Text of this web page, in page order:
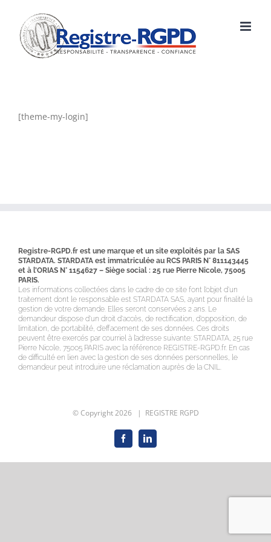
content
[theme-my-login]
Registre-RGPD.fr est une marque et un site exploités par la SAS
STARDATA. STARDATA est immatriculée au RCS PARIS N° 811143445
et à l’ORIAS N° 1154627 – Siège social : 25 rue Pierre Nicole, 75005
PARIS.
Les informations collectées dans le cadre de ce site font l’objet d’un
traitement dont le responsable est STARDATA SAS, ayant pour finalité la
gestion de votre demande. Elles seront conservées 2 ans. Le
demandeur dispose d'un droit d'accès, de rectification, d’opposition, de
limitation, de portabilité, d’effacement de ses données. Ces droits
peuvent être exercés par courriel à l’adresse suivante: STARDATA, 25 rue
Pierre Nicole, 75005 PARIS avec la référence REGISTRE-RGPD.fr. En cas
de difficulté en lien avec la gestion de ses données personnelles, le
demandeur peut introduire une réclamation auprès de la CNIL.
© Copyright2026 | REGISTRE RGPD
FacebookLinkedIn